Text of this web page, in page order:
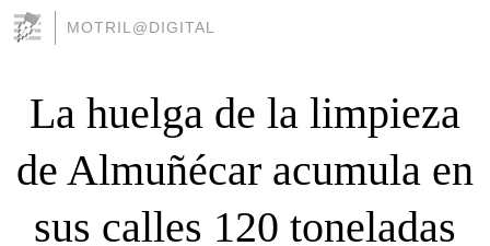
MOTRIL@DIGITAL
La huelga de la limpieza
de Almuñécar acumula en
sus calles 120 toneladas